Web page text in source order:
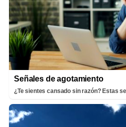
Señales de agotamiento
¿Te sientes cansado sin razón? Estas